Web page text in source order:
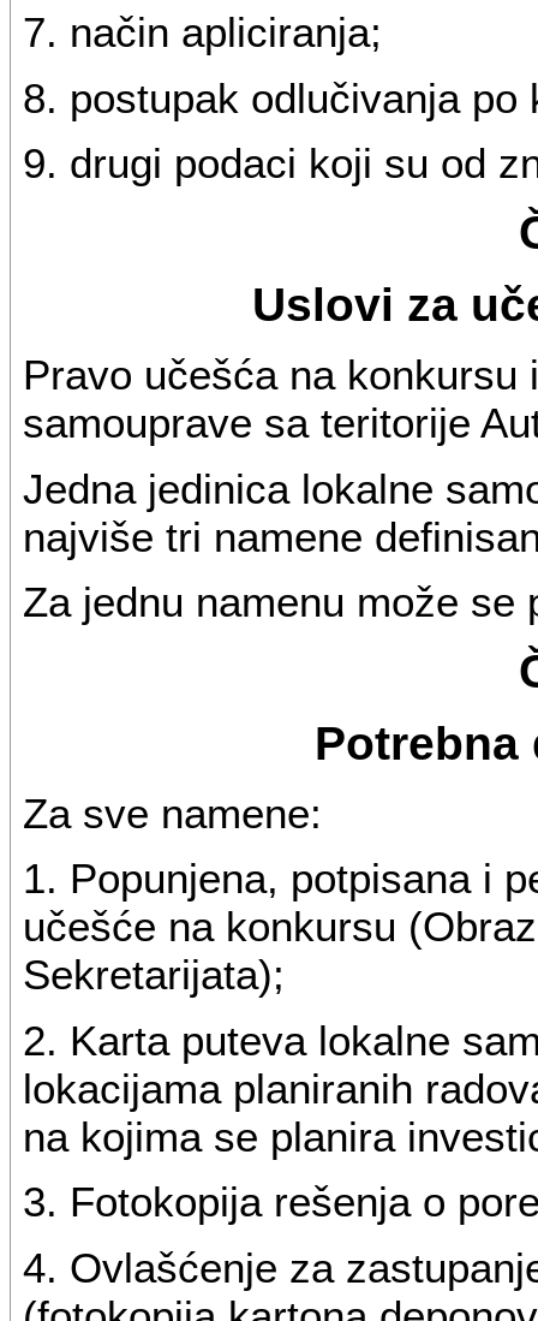
7. način apliciranja;
8. postupak odlučivanja po
9. drugi podaci koji su od
Uslovi za
Pravo učešća na konkursu
samouprave sa teritorije
Jedna jedinica lokalne
najviše tri namene
Za jednu namenu može se
Potrebna
Za sve namene:
1. Popunjena, potpisana i
učešće na konkursu
Sekretarijata);
2. Karta puteva lokalne
lokacijama planiranih
na kojima se planira
3. Fotokopija rešenja o
4. Ovlašćenje za